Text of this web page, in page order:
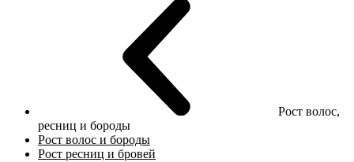
Рост волос,
ресниц и бороды
Рост волос и бороды
Рост ресниц и бровей